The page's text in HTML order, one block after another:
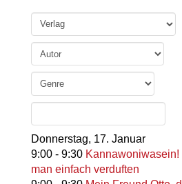
Donnerstag, 17. Januar
9:00- 9:30
man einfach verduften